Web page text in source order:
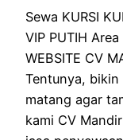
Sewa KURSI
VIP PUTIH
WEBSITE CV
Tentunya,
matang agar
kami CV